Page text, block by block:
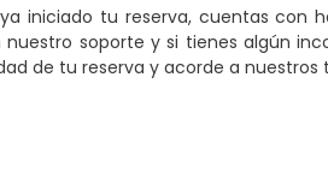
iniciado tu reserva, cuentas
soporte y si tienes algún
de tu reserva y acorde a nuestros